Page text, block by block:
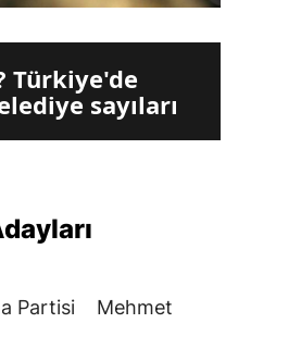
Türkiye'de
sayıları
Partisi Mehmet